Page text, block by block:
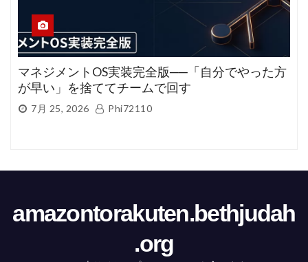
マネジメントOS実装完全版──「自分でやった方
が早い」を捨ててチームで回す
7月 25, 2026 Phi72110
amazontorakuten.bethjudah
.org